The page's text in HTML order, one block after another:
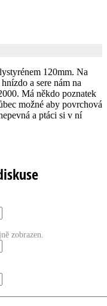
120mm. Na
a sere nám na
Má někdo poznatek
možné aby povrchová
a ptáci si v ní
zobrazen.